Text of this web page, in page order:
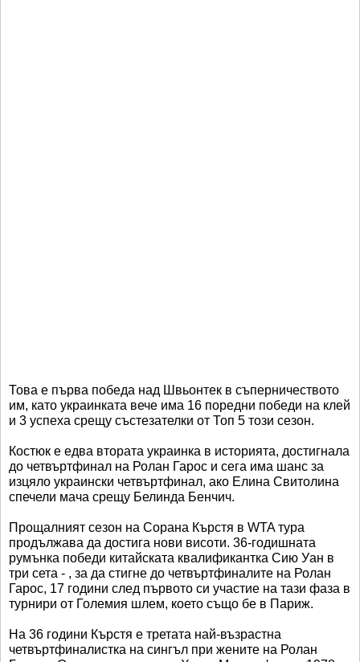
Това е първа победа над Швьонтек в съперничеството
им, като украинката вече има 16 поредни победи на клей
и 3 успеха срещу състезателки от Топ 5 този сезон.
Костюк е едва втората украинка в историята, достигнала
до четвъртфинал на Ролан Гарос и сега има шанс за
изцяло украински четвъртфинал, ако Елина Свитолина
спечели мача срещу Белинда Бенчич.
Прощалният сезон на Сорана Кърстя в WTA тура
продължава да достига нови висоти. 36-годишната
румънка победи китайската квалификантка Сию Уан в
три сета - , за да стигне до четвъртфиналите на Ролан
Гарос, 17 години след първото си участие на тази фаза в
турнири от Големия шлем, което също бе в Париж.
На 36 години Кърстя е третата най-възрастна
четвъртфиналистка на сингъл при жените на Ролан